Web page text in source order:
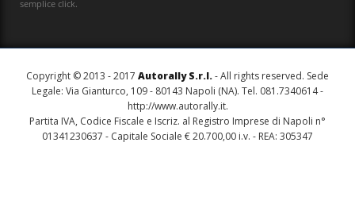
Copyright © 2013 - 2017 Autorally S.r.l.- All rights reserved. Sede
Legale: Via Gianturco, 109 - 80143 Napoli (NA). Tel. 081.7340614 -
http://www.autorally.it.
Partita IVA, Codice Fiscale e Iscriz. al Registro Imprese di Napoli n°
01341230637 - Capitale Sociale € 20.700,00 i.v. - REA: 305347